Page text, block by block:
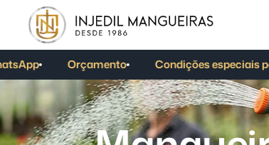
Orçamento Condições especiais